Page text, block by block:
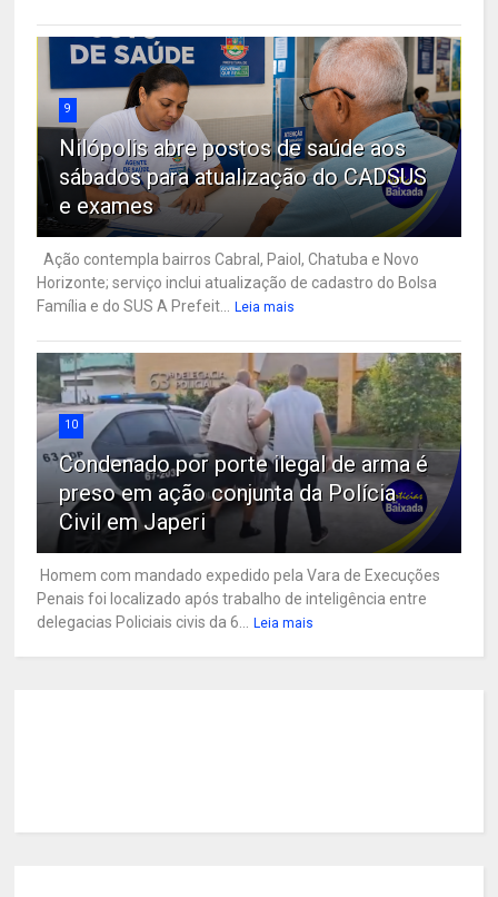
9
Nilópolis abre postos de saúde aos
sábados para atualização do CADSUS
e exames
Ação contempla bairros Cabral, Paiol, Chatuba e Novo
Horizonte; serviço inclui atualização de cadastro do Bolsa
Família e do SUS A Prefeit...
Leia mais
10
Condenado por porte ilegal de arma é
preso em ação conjunta da Polícia
Civil em Japeri
Homem com mandado expedido pela Vara de Execuções
Penais foi localizado após trabalho de inteligência entre
delegacias Policiais civis da 6...
Leia mais